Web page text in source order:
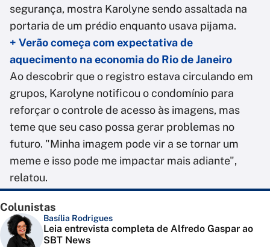
segurança, mostra Karolyne sendo assaltada na
portaria de um prédio enquanto usava pijama.
+ Verão começa com expectativa de
aquecimento na economia do Rio de Janeiro
Ao descobrir que o registro estava circulando em
grupos, Karolyne notificou o condomínio para
reforçar o controle de acesso às imagens, mas
teme que seu caso possa gerar problemas no
futuro. "Minha imagem pode vir a se tornar um
meme e isso pode me impactar mais adiante",
relatou.
Colunistas
Basília Rodrigues
Leia entrevista completa de Alfredo Gaspar ao
SBT News